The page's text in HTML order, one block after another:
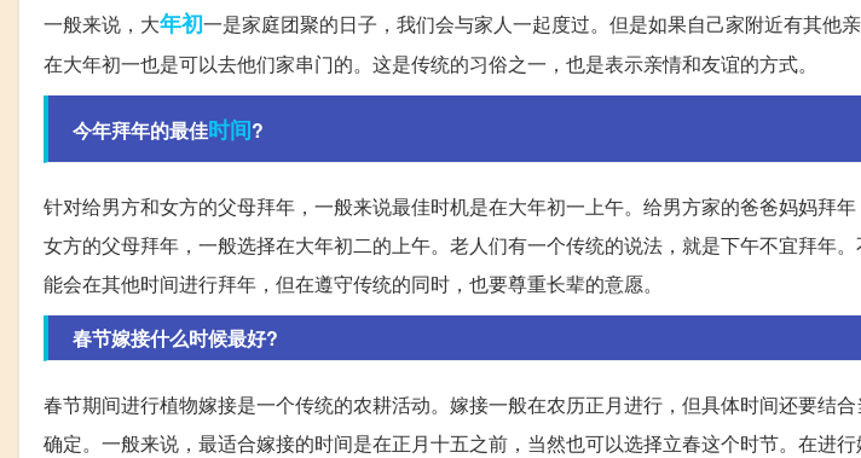
一般来说，大年初一是家庭团聚的日子，我们会与家人一起度过。但是如果自己家附近有其他
在大年初一也是可以去他们家串门的。这是传统的习俗之一，也是表示亲情和友谊的方式。
今年拜年的最佳时间?
针对给男方和女方的父母拜年，一般来说最佳时机是在大年初一上午。给男方家的爸爸妈妈拜
女方的父母拜年，一般选择在大年初二的上午。老人们有一个传统的说法，就是下午不宜拜年
能会在其他时间进行拜年，但在遵守传统的同时，也要尊重长辈的意愿。
春节嫁接什么时候最好?
春节期间进行植物嫁接是一个传统的农耕活动。嫁接一般在农历正月进行，但具体时间还要结
确定。一般来说，最适合嫁接的时间是在正月十五之前，当然也可以选择立春这个时节。在进